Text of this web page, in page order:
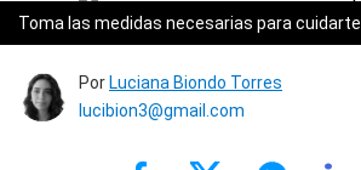
Toma las medidas necesarias para cuidarte
Por Luciana Biondo Torres
lucibion3@gmail.com